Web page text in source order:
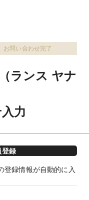
お問い合わせ完了
ランス ヤナ
力
登録
登録情報が自動的に入